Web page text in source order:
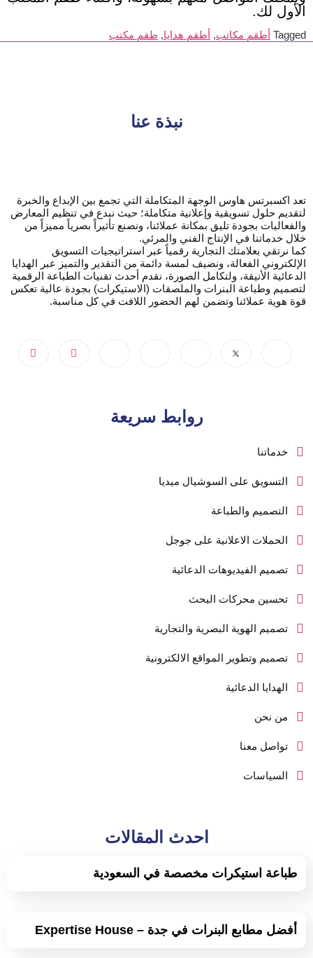
الأول لك.
Tagged أطقم مكاتب, أطقم هدايا, طقم مكتب
نبذة عنا
تعد اكسبرتس هاوس الوجهة المتكاملة التي تجمع بين الإبداع والخبرة
لتقديم حلول تسويقية وإعلانية متكاملة؛ حيث نبدع في تنظيم المعارض
والفعاليات بجودة تليق بمكانة عملائنا، ونصنع تأثيراً بصرياً مميزاً من
خلال خدماتنا في الإنتاج الفني والمرئي.
كما نرتقي بعلامتك التجارية رقمياً عبر استراتيجيات التسويق
الإلكتروني الفعالة، ونضيف لمسة دائمة من التقدير والتميز عبر الهدايا
الدعائية الأنيقة، ولتكامل الصورة، نقدم أحدث تقنيات الطباعة الرقمية
لتصميم وطباعة البنرات والملصقات (الاستيكرات) بجودة عالية تعكس
قوة هوية عملائنا وتضمن لهم الحضور اللافت في كل مناسبة.
روابط سريعة
خدماتنا
التسويق على السوشيال ميديا
التصميم والطباعة
الحملات الاعلانية على جوجل
تصميم الفيديوهات الدعائية
تحسين محركات البحث
تصميم الهوية البصرية والتجارية
تصميم وتطوير المواقع الالكترونية
الهدايا الدعائية
من نحن
تواصل معنا
السياسات
احدث المقالات
طباعة استيكرات مخصصة في السعودية
أفضل مطابع البنرات في جدة – Expertise House